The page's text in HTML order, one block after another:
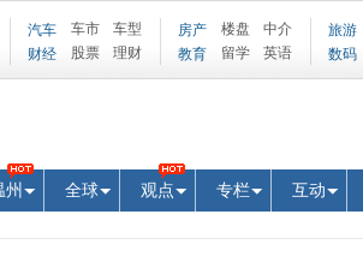
汽车 车市
车型
财经
股票 理财
房产 楼盘
中介
教育
留学 英语
旅游
数码
州 全球 观点 专栏 互动